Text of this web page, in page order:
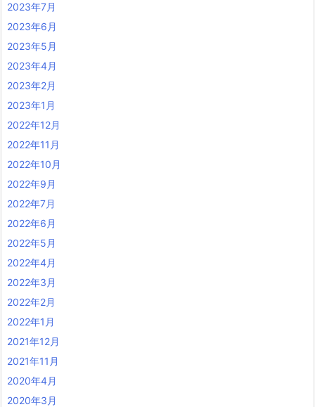
2023年7月
2023年6月
2023年5月
2023年4月
2023年2月
2023年1月
2022年12月
2022年11月
2022年10月
2022年9月
2022年7月
2022年6月
2022年5月
2022年4月
2022年3月
2022年2月
2022年1月
2021年12月
2021年11月
2020年4月
2020年3月